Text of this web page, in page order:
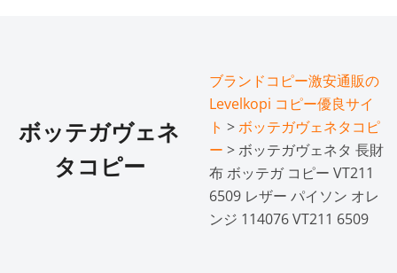
ボッテガヴェネ
タコピー
ブランドコピー激安通販の
Levelkopi コピー優良サイ
ト >ボッテガヴェネタコピ
ー > ボッテガヴェネタ 長財
布 ボッテガ コピー VT211
6509 レザー パイソン オレ
ンジ 114076 VT211 6509